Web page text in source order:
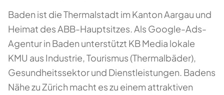
Baden ist die Thermalstadt im Kanton Aargau und
Heimat des ABB-Hauptsitzes. Als Google-Ads-
Agentur in Baden unterstützt KB Media lokale
KMU aus Industrie, Tourismus (Thermalbäder),
Gesundheitssektor und Dienstleistungen. Badens
Nähe zu Zürich macht es zu einem attraktiven